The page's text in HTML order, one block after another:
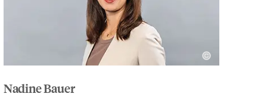
Nadine Bauer